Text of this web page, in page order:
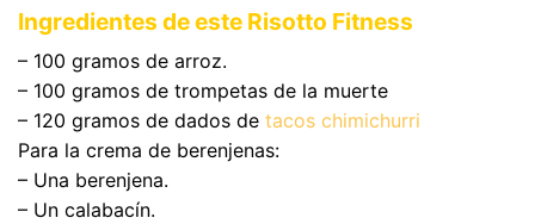
Ingredientes de este Risotto Fitness
– 100 gramos de arroz.
– 100 gramos de trompetas de la muerte
– 120 gramos de dados de tacos chimichurri
Para la crema de berenjenas:
– Una berenjena.
– Un calabacín.